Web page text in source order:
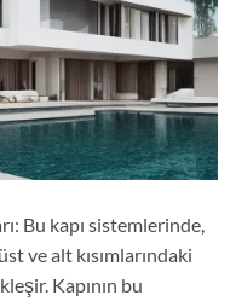
Bu kapı sistemlerinde,
ve alt kısımlarındaki
Kapının bu